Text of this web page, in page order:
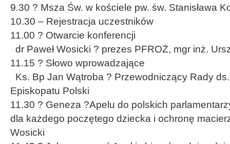
9.30 ? Msza Św. w kościele pw. św. Stanisława
10.30 – Rejestracja uczestników
11.00 ? Otwarcie konferencji
dr Paweł Wosicki ? prezes PFROŻ, mgr inż.
11.15 ? Słowo wprowadzające
Ks. Bp Jan Wątroba ? Przewodniczący Rady
Episkopatu Polski
11.30 ? Geneza ?Apelu do polskich
dla każdego poczętego dziecka i ochronę
Wosicki